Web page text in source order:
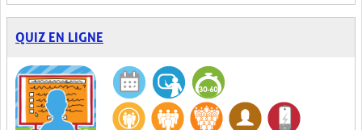
QUIZ EN LIGNE